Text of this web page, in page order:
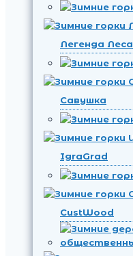
Легенда Леса
Савушка
IgraGrad
CustWood